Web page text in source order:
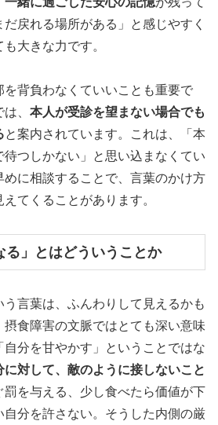
戻れる場所がある」と感じやすく
大きな力です。
を背負わなくていいことも重要で
、 本人が受診を望まない場合でも
と案内されています。これは、「本
待つしかない」と思い込まなくてい
めに相談することで、言葉のかけ方
てくることがあります。
る」とはどういうことか
う言葉は、ふんわりして見えるかも
摂食障害の文脈ではとても深い意味
分を甘やかす」ということではな
対して、敵のように接しないこと
罰を与える、少し食べたら価値が下
自分を許さない。そうした内側の厳